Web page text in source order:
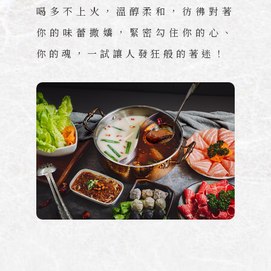
喝多不上火，溫醇柔和，彷彿對著
你的味蕾撒嬌，緊密勾住你的心、
你的魂，一試讓人發狂般的著迷！